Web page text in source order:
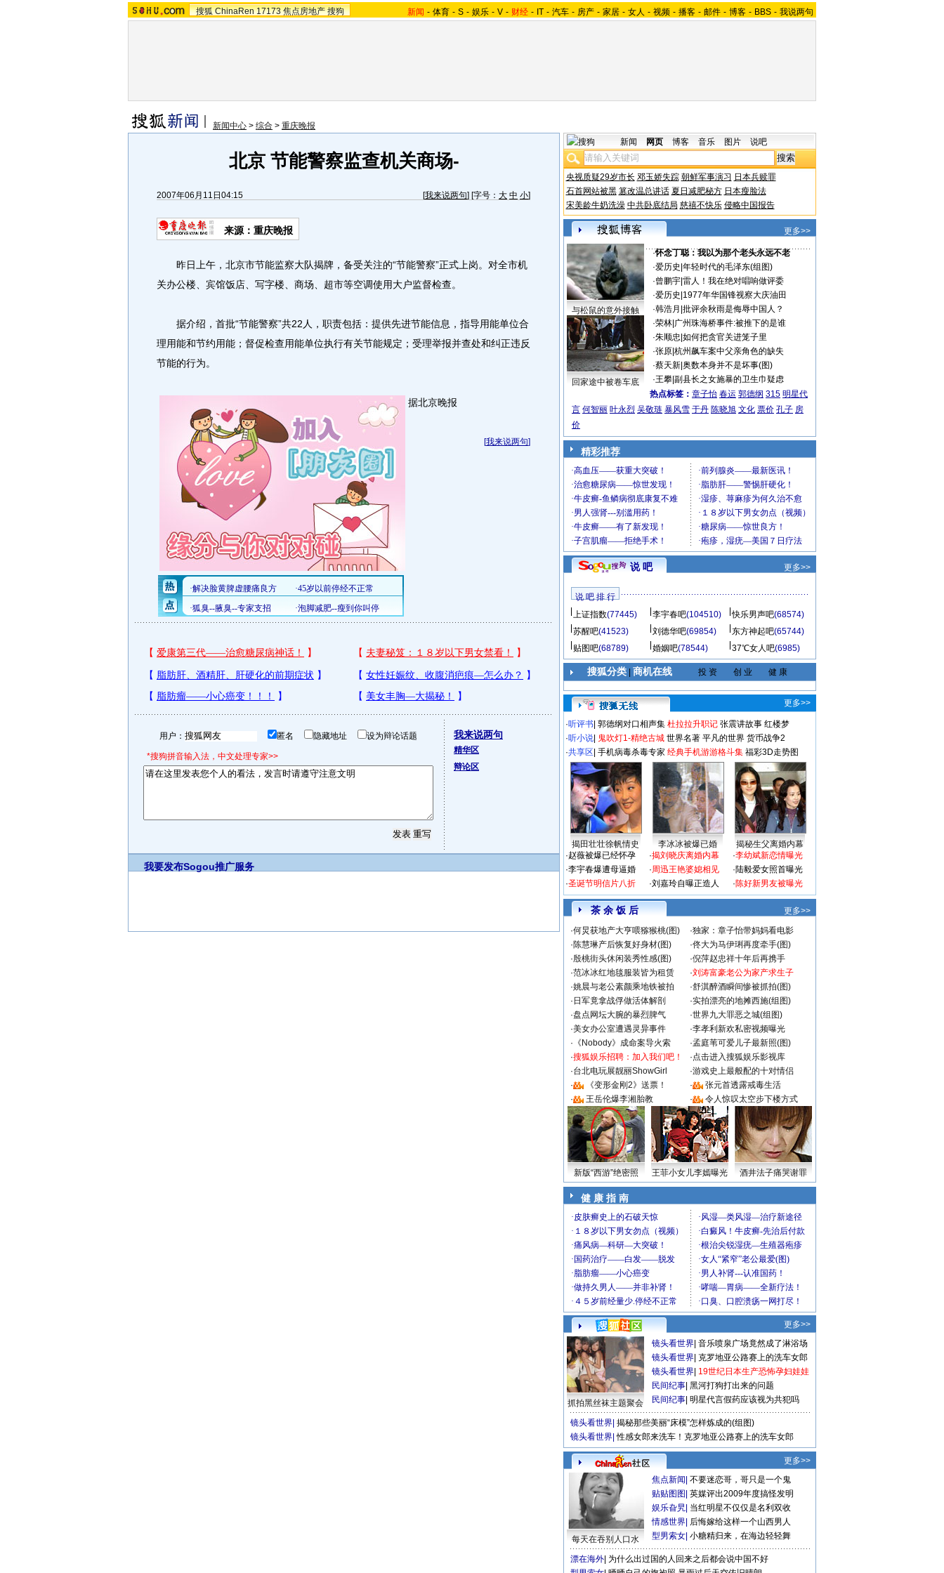
搜狐 ChinaRen 17173 焦点房地产 搜狗 新闻 - 体育 - S - 娱乐 - V - 财经 - IT - 汽车 - 房产 - 家居 - 女人 - 视频 - 播客 - 邮件 - 博客 - BBS - 我说两句
新闻中心 > 综合 > 重庆晚报
北京 节能警察监查机关商场-
2007年06月11日04:15 [我来说两句] [字号： 大 中 小]
来源：重庆晚报
昨日上午，北京市节能监察大队揭牌，备受关注的“节能警察”正式上岗。对全市机
关办公楼、宾馆饭店、写字楼、商场、超市等空调使用大户监督检查。
据介绍，首批“节能警察”共22人，职责包括：提供先进节能信息，指导用能单位合
理用能和节约用能；督促检查用能单位执行有关节能规定；受理举报并查处和纠正违反
节能的行为。
据北京晚报
[我来说两句]
用户： 匿名 隐藏地址 设为辩论话题
*搜狗拼音输入法，中文处理专家>>
我来说两句
精华区
辩论区
我要发布Sogou推广服务
新闻 网页 博客 音乐 图片 说吧
央视质疑29岁市长 邓玉娇失踪 朝鲜军事演习 日本兵赎罪
石首网站被黑 篡改温总讲话 夏日减肥秘方 日本瘦脸法
宋美龄牛奶洗澡 中共卧底结局 慈禧不快乐 侵略中国报告
更多>>
与松鼠的意外接触
回家途中被卷车底
·怀念丁聪：我以为那个老头永远不老
·爱历史 年轻时代的毛泽东(组图)
·曾鹏宇| 雷人！我在绝对唱响做评委
·爱历史 1977年华国锋视察大庆油田
·韩浩月 批评余秋雨是侮辱中国人？
·荣林| 广州珠海桥事件:被推下的是谁
·朱顺忠 如何把贪官关进笼子里
·张原| 杭州飙车案中父亲角色的缺失
·蔡天新| 奥数本身并不是坏事(图)
·王攀| 副县长之女施暴的卫生巾疑虑
热点标签： 章子怡 春运 郭德纲 315 明星代
言 何智丽 叶永烈 吴敬琏 暴风雪 于丹 陈晓旭 文化 票价 孔子 房
价
精彩推荐
说 吧 更多>>
说 吧 排 行
上证指数(77445) 李宇春吧(104510) 快乐男声吧(68574)
苏醒吧(41523) 刘德华吧(69854) 东方神起吧(65744)
贴图吧(68789) 婚姻吧(78544) 37℃女人吧(6985)
搜狐分类| 商机在线 投 资 创 业 健 康
更多>>
·听评书 郭德纲对口相声集 杜拉拉升职记 张震讲故事 红楼梦
·听小说 鬼吹灯1-精绝古城 世界名著 平凡的世界 货币战争2
·共享区 手机病毒杀毒专家 经典手机游游格斗集 福彩3D走势图
揭田壮壮徐帆情史 李冰冰被爆已婚
揭秘生父离婚内幕
·赵薇被爆已经怀孕
·李宇春爆遭母逼婚
·圣诞节明信片八折
·揭刘晓庆离婚内幕
·周迅王艳婆媳相见
·刘嘉玲自曝正造人
·李幼斌新恋情曝光
·陆毅爱女照首曝光
·陈好新男友被曝光
茶 余 饭 后
更多>>
·何炅获地产大亨喂猕猴桃(图) ·独家：章子怡带妈妈看电影
·陈慧琳产后恢复好身材(图) ·佟大为马伊琍再度牵手(图)
·殷桃街头休闲装秀性感(图) ·倪萍赵忠祥十年后再携手
·范冰冰红地毯服装皆为租赁 ·刘涛富豪老公为家产求生子
·姚晨与老公素颜乘地铁被拍 ·舒淇醉酒瞬间惨被抓拍(图)
· 日军竟拿战俘做活体解剖 ·实拍漂亮的地摊西施(组图)
·盘点网坛大腕的暴烈脾气 ·世界九大罪恶之城(组图)
·美女办公室遭遇灵异事件 ·李孝利新欢私密视频曝光
· 《Nobody》成命案导火索 ·孟庭苇可爱儿子最新照(图)
·搜狐娱乐招聘：加入我们吧！ ·点击进入搜狐娱乐影视库
·台北电玩展靓丽ShowGirl ·游戏史上最般配的十对情侣
·
《变形金刚2》送票！ ·
张元首透露戒毒生活
·
王岳伦爆李湘胎教 · 令人惊叹太空步下楼方式
新版“西游”绝密照 王菲小女儿李嫣曝光 酒井法子痛哭谢罪
健 康 指 南
更多>>
抓拍黑丝袜主题聚会
镜头看世界 音乐喷泉广场竟然成了淋浴场
镜头看世界 克罗地亚公路赛上的洗车女郎
镜头看世界 19世纪日本生产恐怖孕妇娃娃
民间纪事 黑河打狗打出来的问题
民间纪事 明星代言假药应该视为共犯吗
镜头看世界 揭秘那些美丽“床模”怎样炼成的(组图)
镜头看世界 性感女郎来洗车！克罗地亚公路赛上的洗车女郎
更多>>
每天在吞别人口水
焦点新闻 不要迷恋哥，哥只是一个鬼
贴贴图图 英媒评出2009年度搞怪发明
娱乐旮旯 当红明星不仅仅是名利双收
情感世界 后悔嫁给这样一个山西男人
型男索女 小糖精归来，在海边轻轻舞
漂在海外 为什么出过国的人回来之后都会说中国不好